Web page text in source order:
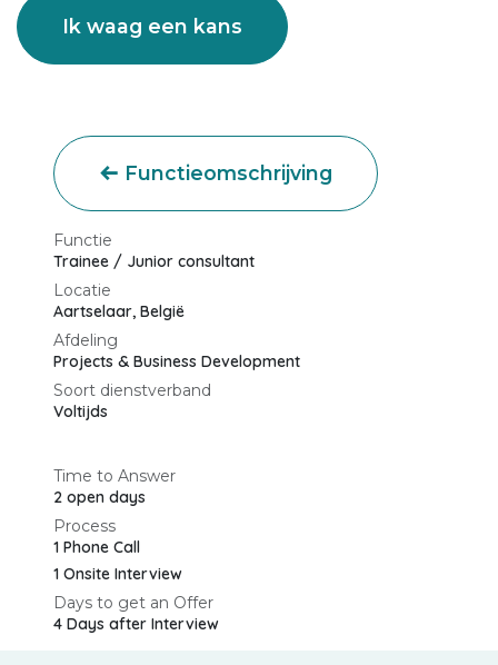
Ik waag een kans
Functieomschrijving
Functie
Trainee / Junior consultant
Locatie
Aartselaar, België
Afdeling
Projects & Business Development
Soort dienstverband
Voltijds
Time to Answer
2 open days
Process
1 Phone Call
1 Onsite Interview
Days to get an Offer
4 Days after Interview